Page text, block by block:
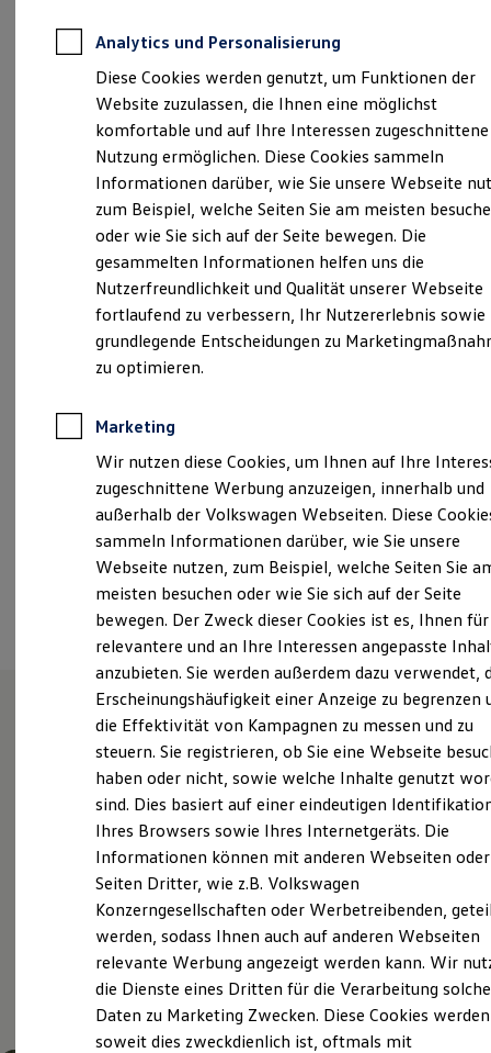
Für Gewerbekunden
Profi Paket
TopDeal
Gebrauchtwagen
ProfiPartner für Gebrauchtwagen
Zertifizierte Gebrauchtwagen
Finanzierung
Für Privatkunden
Für Gewerbekunden
Leasing
Für Privatkunden
Für Gewerbekunden
Versicherungen & Garantien
Garantien
Kfz-Versicherung für Nutzfahrzeuge
Restschuldversicherung
Wartungsverträge
Besitzer & Service
Sommer-Special
Reparatur, Pflege & Inspektion
Servicetermin anfragen
Service-Vorteile bei Volkswagen Nutzfahrzeuge
Economy Service
Räder & Reifen Service
Ersatzfahrzeuge
Notdienst und Pannenhilfe
Software, Konnektivität & Apps
California App
VW Connect für Ihren ID. Buzz
VW Connect für Ihren Transporter/Caravelle
VW Connect für Ihren Amarok
VW Connect für andere Modelle
Connect Pro
Fleet Interface Data
Multistop Pathfinder
Übersicht Software Updates
Hilfreiches für Besitzer
Fahrerassistenz- und Sicherheitssysteme
Kontrollleuchten
Kurzfahrprofile und Ölverdünnung
Batterieverordnung
XTL-Dieselkraftstoff
Ersatzteile und Betriebsflüssigkeiten
Original Zubehör und Lifestyle Produkte
myVolkswagen Business
Elektrisch & Autonom
Elektro - & Hybridfahrzeuge
Verantwortlich für die Inhalte auf dieser Seite ist die Auto Brugger
Impressum & Rechtliches)
Biberacher Straße 20, 88436 Eberhardzell-
Füramoos
info@auto.brugger.de
+49 7358 961970
Montag-Freitag 08:00-12:00 Uhr
13:00-17:00 Uhr
Samstags hat nur unser Verkauf geöffnet
Ansprechpartner
Termin vereinbaren
Unsere Leistungenim
Überblick
Service
Aktuelle Highlights
und Angebote
Analytics und Personalisierung
Diese Cookies werden genutzt, um Funktionen der
Website zuzulassen, die Ihnen eine möglichst
komfortable und auf Ihre Interessen zugeschnittene
Nutzung ermöglichen. Diese Cookies sammeln
Informationen darüber, wie Sie unsere Webseite
zum Beispiel, welche Seiten Sie am meisten
oder wie Sie sich auf der Seite bewegen. Die
gesammelten Informationen helfen uns die
Nutzerfreundlichkeit und Qualität unserer Webseite
fortlaufend zu verbessern, Ihr Nutzererlebnis sowie
grundlegende Entscheidungen zu
zu optimieren.
Marketing
Wir nutzen diese Cookies, um Ihnen auf Ihre
zugeschnittene Werbung anzuzeigen, innerhalb und
außerhalb der Volkswagen Webseiten. Diese
sammeln Informationen darüber, wie Sie unsere
Webseite nutzen, zum Beispiel, welche Seiten Sie
meisten besuchen oder wie Sie sich auf der Seite
bewegen. Der Zweck dieser Cookies ist es, Ihnen für
relevantere und an Ihre Interessen angepasste
anzubieten. Sie werden außerdem dazu verwendet,
Erscheinungshäufigkeit einer Anzeige zu begrenzen
die Effektivität von Kampagnen zu messen und zu
steuern. Sie registrieren, ob Sie eine Webseite
haben oder nicht, sowie welche Inhalte genutzt
sind. Dies basiert auf einer eindeutigen
Ihres Browsers sowie Ihres Internetgeräts. Die
Informationen können mit anderen Webseiten oder
Seiten Dritter, wie z.B. Volkswagen
Konzerngesellschaften oder Werbetreibenden,
werden, sodass Ihnen auch auf anderen Webseiten
relevante Werbung angezeigt werden kann. Wir
die Dienste eines Dritten für die Verarbeitung
Daten zu Marketing Zwecken. Diese Cookies
soweit dies zweckdienlich ist, oftmals mit